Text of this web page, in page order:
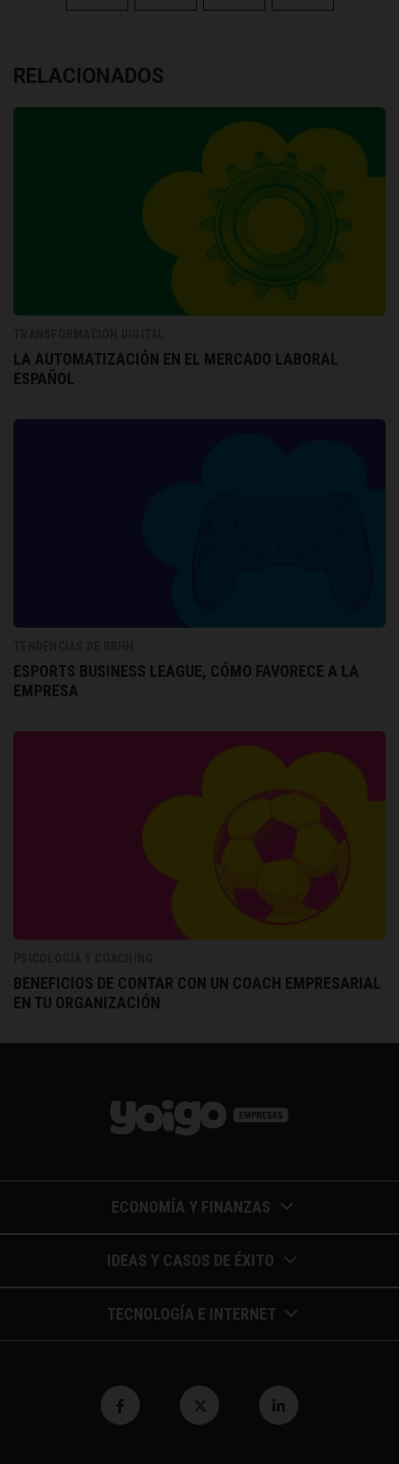
RELACIONADOS
LA AUTOMATIZACIÓN EN EL MERCADO LABORAL
ESPAÑOL
ESPORTS BUSINESS LEAGUE, CÓMO FAVORECE A LA
EMPRESA
BENEFICIOS DE CONTAR CON UN COACH EMPRESARIAL
EN TU ORGANIZACIÓN
ECONOMÍA Y FINANZAS
Barómetros de sueldos
Economía colaborativa
Economía para Pymes
IDEAS Y CASOS DE ÉXITO
Calendario de eventos
Casos de éxito
Entrevistas / autores
Gestión y liderazgo
TECNOLOGÍA E INTERNET
Blockchain y similares